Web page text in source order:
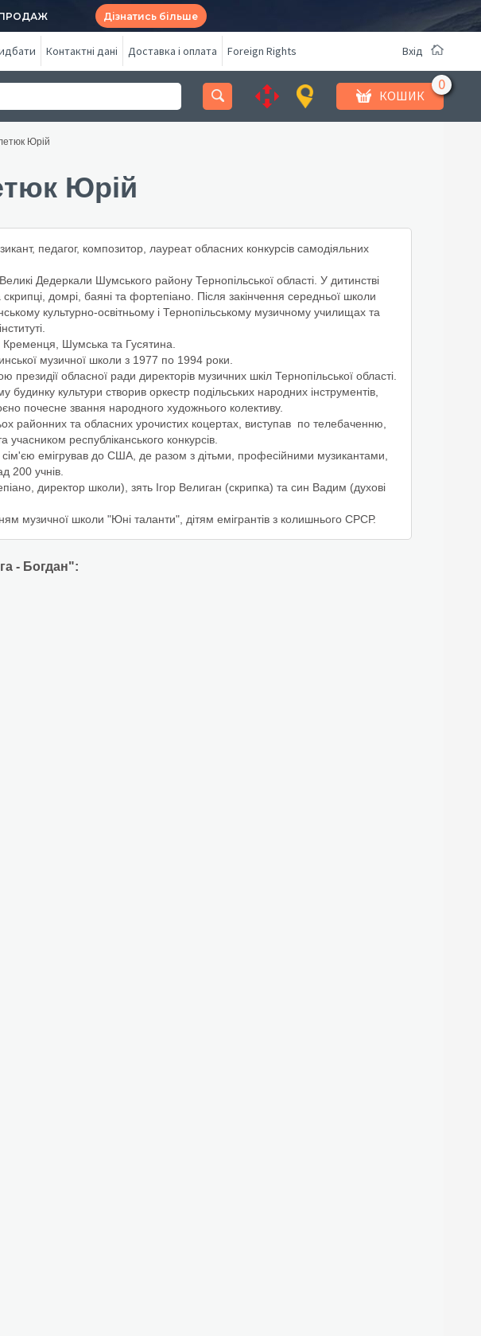
Дізнатись більше
Контактні дані Доставка і оплата Foreign Rights Вхід
КОШИК
Юрій
Юрій
педагог, композитор, лауреат обласних конкурсів самодіяльних
Де­деркали Шумського району Тернопільської області. У дитинстві
домрі, баяні та фортепіано. Після закінчення середньої школи
культурно-освіт­ньому і Тернопільському музичному училищах та
Шумська та Гусятина.
музичної школи з 1977 по 1994 роки.
президії обласної ради директорів музичних шкіл Тернопільської області.
культури створив оркестр подільських народних інструментів,
почесне звання народного художнього колективу.
районних та обласних урочистих коцертах, виступав по телебаченню,
республіканського конкурсів.
емігрував до США, де разом з дітьми, професійними музикантами,
200 учнів.
директор школи), зять Ігор Велиган (скрипка) та син Вадим (духові
музичної школи "Юні таланти", дітям емігрантів з колишнього СРСР.
- Богдан":